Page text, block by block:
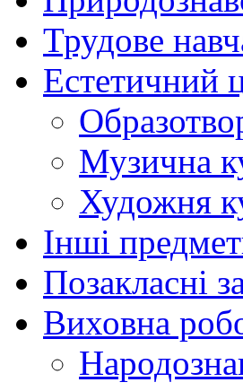
Трудове
Естетичний
Музична
Художня
Інші
Позакласні
Виховна